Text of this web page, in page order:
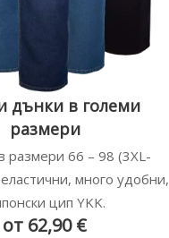
дънки в големи
размери
размери 66 – 98 (3XL-
много удобни,
цип YKK.
от 62,90 €